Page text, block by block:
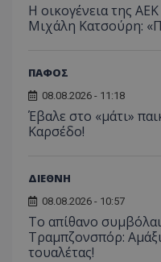
Η οικογένεια της
Μιχάλη Κατσούρη:
ΠΑΦΟΣ
08.08.2026 - 11:18
Έβαλε στο «μάτι»
Καρσέδο!
ΔΙΕΘΝΗ
08.08.2026 - 10:57
Το απίθανο
Τραμπζονσπόρ:
τουαλέτας!